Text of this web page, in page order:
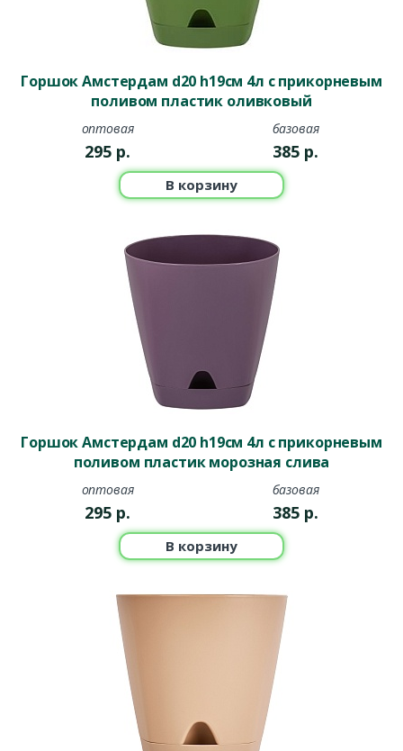
Горшок Амстердам d20 h19см 4л с прикорневым
поливом пластик оливковый
оптовая
295 р.
базовая
385 р.
В корзину
Горшок Амстердам d20 h19см 4л с прикорневым
поливом пластик морозная слива
оптовая
295 р.
базовая
385 р.
В корзину